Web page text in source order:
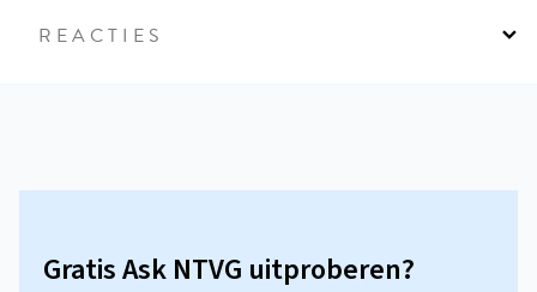
REACTIES
Gratis Ask NTVG uitproberen?